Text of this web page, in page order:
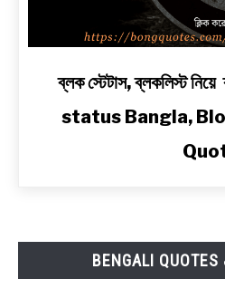
ব্লক স্টেটাস, ব্লকলিস্ট
status Bangla,
BENGALI